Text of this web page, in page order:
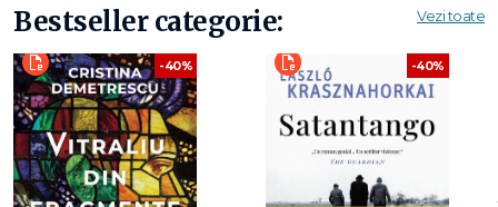
Bestseller categorie: Vezi toate
-40% -40%